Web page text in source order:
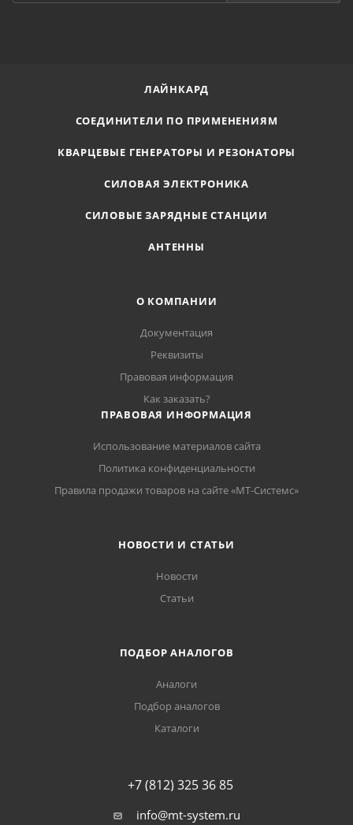
ЛАЙНКАРД
СОЕДИНИТЕЛИ ПО ПРИМЕНЕНИЯМ
КВАРЦЕВЫЕ ГЕНЕРАТОРЫ И РЕЗОНАТОРЫ
СИЛОВАЯ ЭЛЕКТРОНИКА
СИЛОВЫЕ ЗАРЯДНЫЕ СТАНЦИИ
АНТЕННЫ
О КОМПАНИИ
Документация
Реквизиты
Правовая информация
Как заказать?
ПРАВОВАЯ ИНФОРМАЦИЯ
Использование материалов сайта
Политика конфиденциальности
Правила продажи товаров на сайте «МТ-Системс»
НОВОСТИ И СТАТЬИ
Новости
Статьи
ПОДБОР АНАЛОГОВ
Аналоги
Подбор аналогов
Каталоги
+7 (812) 325 36 85
info@mt-system.ru